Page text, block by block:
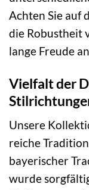
Achten Sie auf
die Robustheit
lange Freude
Vielfalt der
Unsere
reiche
bayerischer
wurde